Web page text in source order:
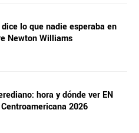
lo que nadie esperaba en
Newton Williams
hora y dónde ver EN
2026